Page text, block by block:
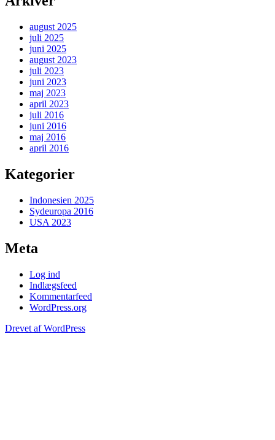
august 2025
juli 2025
juni 2025
august 2023
juli 2023
juni 2023
maj 2023
april 2023
juli 2016
juni 2016
maj 2016
april 2016
Kategorier
Indonesien 2025
Sydeuropa 2016
USA 2023
Meta
Log ind
Indlægsfeed
Kommentarfeed
WordPress.org
Drevet af WordPress